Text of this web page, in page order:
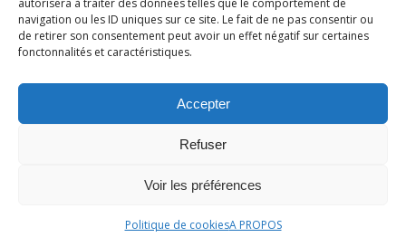
autorisera à traiter des données telles que le comportement de
navigation ou les ID uniques sur ce site. Le fait de ne pas consentir ou
de retirer son consentement peut avoir un effet négatif sur certaines
fonctonnalités et caractéristiques.
Accepter
Refuser
Voir les préférences
Politique de cookiesA PROPOS
MÉTA
Flux des commentaires
Copyright © 2026 | Thème WordPress par